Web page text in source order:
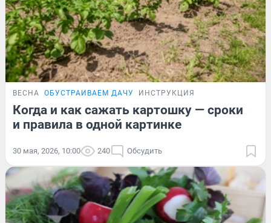
ВЕСНА ОБУСТРАИВАЕМ ДАЧУ ИНСТРУКЦИЯ
Когда и как сажать картошку — сроки
и правила в одной картинке
30 мая, 2026, 10:00 240 Обсудить